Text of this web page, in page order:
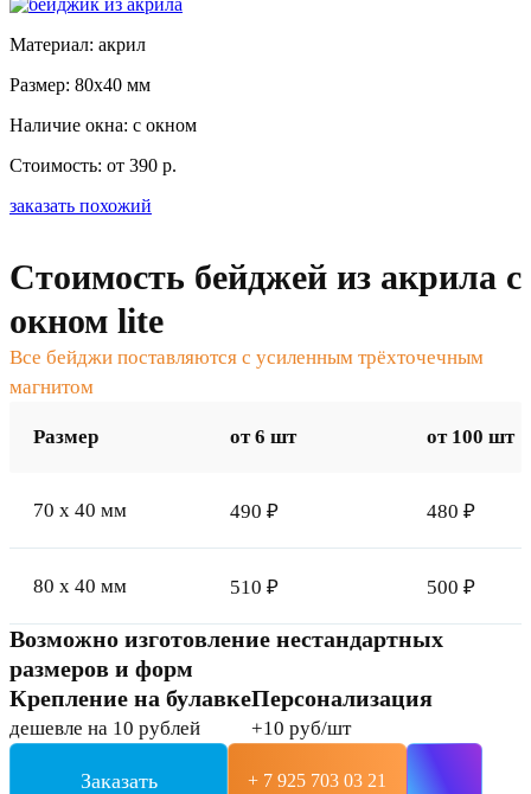
Материал: акрил
Размер: 80x40 мм
Наличие окна: с окном
Стоимость: от 390 р.
заказать похожий
Стоимость бейджей из акрила с
окном lite
Все бейджи поставляются с усиленным трёхточечным
магнитом
Размер от 6 шт от 100 шт
70 x 40 мм 490 ₽ 480 ₽
80 x 40 мм 510 ₽ 500 ₽
Возможно изготовление нестандартных
размеров и форм
Крепление на булавке
дешевле на 10 рублей
Персонализация
+10 руб/шт
Заказать + 7 925 703 03 21